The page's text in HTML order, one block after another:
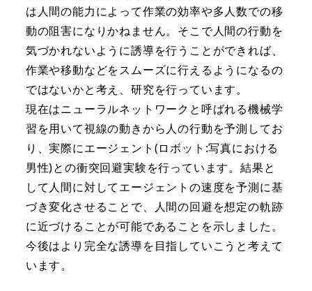
は人間の能力によって作業の効率や多人数での移
動の阻害になりかねません。そこで人間の行動を
気づかれないように誘導を行うことができれば、
作業や移動などをスムーズに行えるようになるの
ではないかと考え、研究を行っています。
現在はニューラルネットワークと呼ばれる機械学
習を用いて視線の動きから人の行動を予測してお
り、実際にエージェント(ロボット:写真における
男性)との衝突回避実験を行っています。結果と
して人間に対してエージェントの速度を予測に基
づき変化させることで、人間の回避を想定の軌跡
に近づけることが可能であることを示しました。
今後はより完全な誘導を目指していこうと考えて
います。